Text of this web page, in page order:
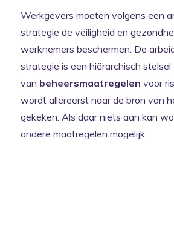
Werkgevers moeten volgens een
strategie de veiligheid en
werknemers beschermen. De
strategie is een hiërarchisch stelsel
van beheersmaatregelen voor
wordt allereerst naar de bron van
gekeken. Als daar niets aan kan
andere maatregelen mogelijk.